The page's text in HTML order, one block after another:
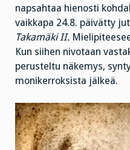
napsahtaa hienosti
vaikkapa 24.8. päivätty
Takamäki II.
Kun siihen nivotaan
perusteltu näkemys,
monikerroksista jälkeä.